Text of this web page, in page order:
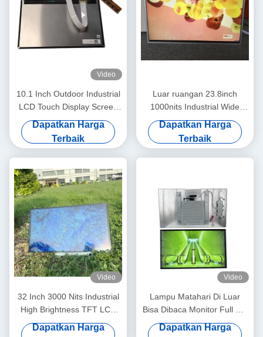
Video
10.1 Inch Outdoor Industrial
LCD Touch Display Screen
Monitor dengan Resolusi
1920*1080 dan Interface
eDP
Dapatkan Harga
Terbaik
Luar ruangan 23.8inch
1000nits Industrial Wide
Temperature High
Brightness LCD Screen
Dapatkan Harga
Terbaik
Video
32 Inch 3000 Nits Industrial
High Brightness TFT LCD
Panel Dengan LVDS
Dapatkan Harga
Video
Lampu Matahari Di Luar
Bisa Dibaca Monitor Full HD
IPS Layar LCD Menghemat
Dapatkan Harga